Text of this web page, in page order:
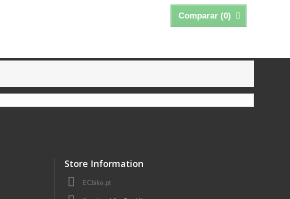
Comparar (0)
Store Information
ECbike.pt